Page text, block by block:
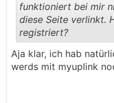
funktioniert bei mir
diese Seite verlinkt.
registriert?
Aja klar, ich hab
werds mit myuplink